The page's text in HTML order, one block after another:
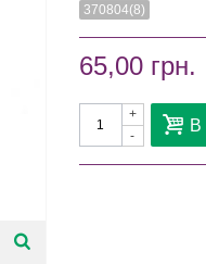
370804(8)
65,00 грн.
-
+